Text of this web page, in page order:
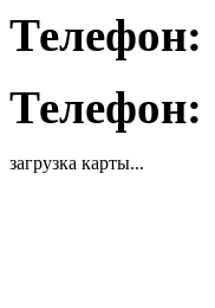
Телефон:
Телефон:
загрузка карты...